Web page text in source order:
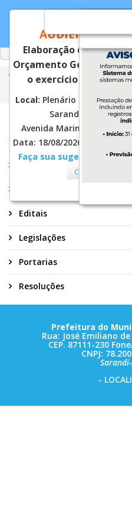
Você está aqui:Página
CMDPD
Atas
Editais
Legislações
Portarias
Resoluções
Prefeitura do
Rua: José Emiliano
CEP. 87111-230
CNPJ:
-
AUDIÊNCIA
Elaboração do Projeto
Orçamento Geral do
o exercício financeiro
Local: Plenário da Câmara
Sarandi
Avenida Maringá, n.º 660 -
Data: 18/08/2026 (terça-
Faça sua sugestão para o
CLIQUE AQUI!